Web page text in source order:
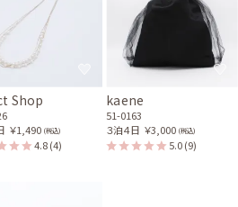
Shop
￥1,490 (税込)
4.8(4)
kaene
51-0163
３泊４日 ￥3,000 (税込)
5.0(9)